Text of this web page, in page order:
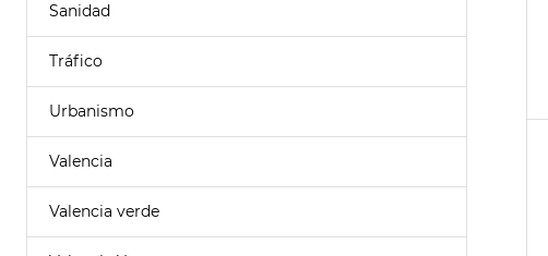
Sanidad
Tráfico
Urbanismo
Valencia
Valencia verde